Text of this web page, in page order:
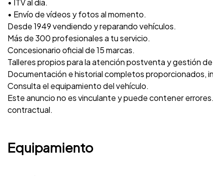
• ITV al día.
• Envío de vídeos y fotos al momento.
Desde 1949 vendiendo y reparando vehículos.
Más de 300 profesionales a tu servicio.
Concesionario oficial de 15 marcas.
Talleres propios para la atención postventa y gestión
Documentación e historial completos proporcionados,
Consulta el equipamiento del vehículo.
Este anuncio no es vinculante y puede contener
contractual.
Equipamiento